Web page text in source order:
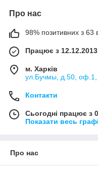
Про нас
98% позитивних з 63
Працює з 12.12.2013
м. Харків
ул.Бучмы, д.50, оф.1,
Контакти
Сьогодні працює з
Показати весь
Про нас